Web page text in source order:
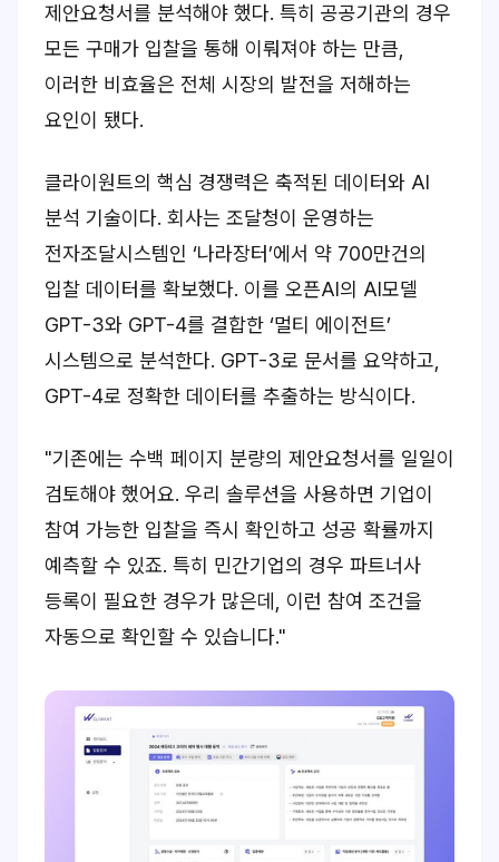
제안요청서를 분석해야 했다. 특히 공공기관의 경우
모든 구매가 입찰을 통해 이뤄져야 하는 만큼,
이러한 비효율은 전체 시장의 발전을 저해하는
요인이 됐다.
클라이원트의 핵심 경쟁력은 축적된 데이터와 AI
분석 기술이다. 회사는 조달청이 운영하는
전자조달시스템인 ‘나라장터’에서 약 700만건의
입찰 데이터를 확보했다. 이를 오픈AI의 AI모델
GPT-3와 GPT-4를 결합한 ‘멀티 에이전트’
시스템으로 분석한다. GPT-3로 문서를 요약하고,
GPT-4로 정확한 데이터를 추출하는 방식이다.
"기존에는 수백 페이지 분량의 제안요청서를 일일이
검토해야 했어요. 우리 솔루션을 사용하면 기업이
참여 가능한 입찰을 즉시 확인하고 성공 확률까지
예측할 수 있죠. 특히 민간기업의 경우 파트너사
등록이 필요한 경우가 많은데, 이런 참여 조건을
자동으로 확인할 수 있습니다."